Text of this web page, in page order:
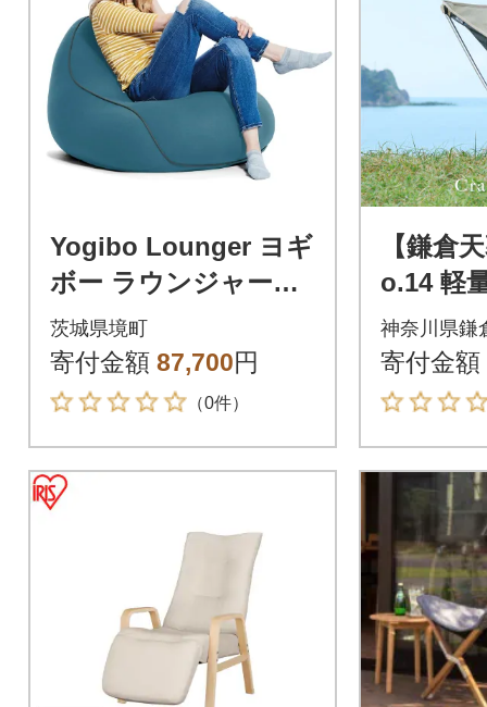
Yogibo Lounger ヨギ
ボー ラウンジャー
【ダークミント】
茨城県境町
寄付金額 87,700円
（0件）
【鎌倉
o.14 軽
アウト
さ2段階
神奈川県鎌
寄付金額